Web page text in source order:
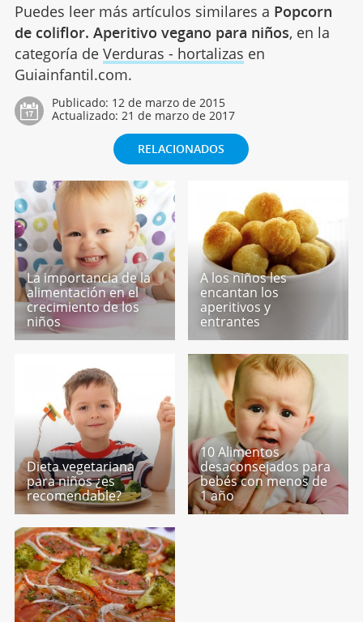
Puedes leer más artículos similares a Popcorn
de coliflor. Aperitivo vegano para niños, en la
categoría de Verduras - hortalizas en
Guiainfantil.com.
Publicado: 12 de marzo de 2015
Actualizado: 21 de marzo de 2017
RELACIONADOS
La importancia de la
alimentación en el
crecimiento de los
niños
A los niños les
encantan los
aperitivos y
entrantes
Dieta vegetariana
para niños ¿es
recomendable?
10 Alimentos
desaconsejados para
bebés con menos de
1 año